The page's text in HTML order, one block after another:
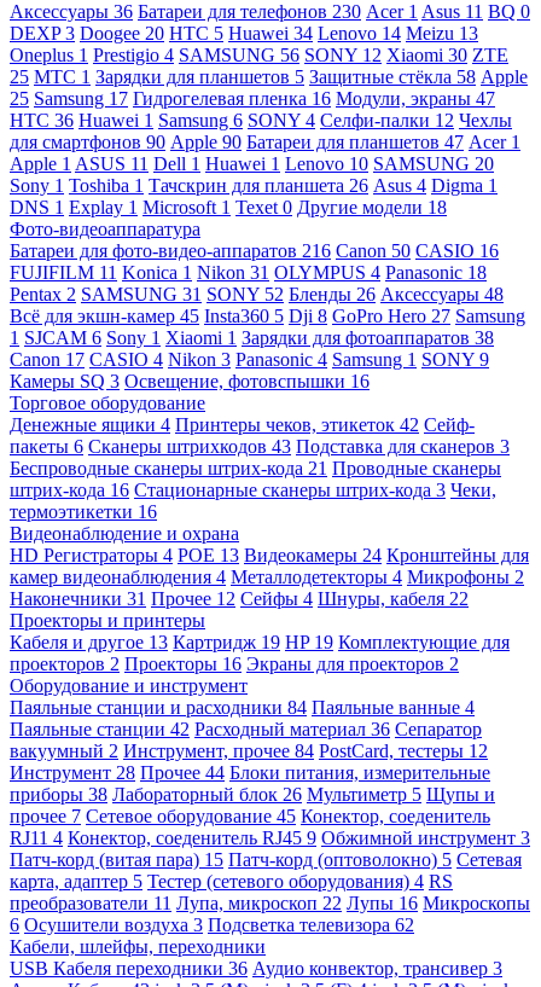
Аксессуары 36 Батареи для телефонов 230 Acer 1 Asus 11 BQ 0
DEXP3 Doogee 20 HTC 5 Huawei 34 Lenovo 14 Meizu 13
Oneplus 1 Prestigio 4 SAMSUNG 56 SONY 12 Xiaomi 30 ZTE
25 МТС 1 Зарядки для планшетов 5 Защитные стёкла 58 Apple
25 Samsung 17 Гидрогелевая пленка 16 Модули, экраны 47
HTC 36 Huawei 1 Samsung 6 SONY 4 Селфи-палки 12 Чехлы
для смартфонов 90 Apple 90 Батареи для планшетов 47 Acer 1
Apple 1 ASUS 11 Dell 1 Huawei 1 Lenovo 10 SAMSUNG 20
Sony 1 Toshiba 1 Тачскрин для планшета 26 Asus 4 Digma 1
DNS 1 Explay 1 Microsoft 1 Texet 0 Другие модели 18
Фото-видеоаппаратура
Батареи для фото-видео-аппаратов 216 Canon 50 CASIO 16
FUJIFILM 11 Konica 1 Nikon 31 OLYMPUS 4 Panasonic 18
Pentax 2 SAMSUNG 31 SONY 52 Бленды 26 Аксессуары 48
Всё для экшн-камер 45 Insta360 5 Dji 8 GoPro Hero 27 Samsung
1 SJCAM 6 Sony 1 Xiaomi 1 Зарядки для фотоаппаратов 38
Canon 17 CASIO 4 Nikon 3 Panasonic 4 Samsung 1 SONY 9
Камеры SQ 3 Освещение, фотовспышки 16
Торговое оборудование
Денежные ящики 4 Принтеры чеков, этикеток 42 Сейф-
пакеты 6 Сканеры штрихкодов 43 Подставка для сканеров 3
Беспроводные сканеры штрих-кода 21 Проводные сканеры
штрих-кода 16 Стационарные сканеры штрих-кода 3 Чеки,
термоэтикетки 16
Видеонаблюдение и охрана
HD Регистраторы 4 POE 13 Видеокамеры 24 Кронштейны для
камер видеонаблюдения 4 Металлодетекторы 4 Микрофоны 2
Наконечники 31 Прочее 12 Сейфы 4 Шнуры, кабеля 22
Проекторы и принтеры
Кабеля и другое 13 Картридж 19 HP 19 Комплектующие для
проекторов 2 Проекторы 16 Экраны для проекторов 2
Оборудование и инструмент
Паяльные станции и расходники 84 Паяльные ванные 4
Паяльные станции 42 Расходный материал 36 Сепаратор
вакуумный 2 Инструмент, прочее 84 PostCard, тестеры 12
Инструмент 28 Прочее 44 Блоки питания, измерительные
приборы 38 Лабораторный блок 26 Мультиметр 5 Щупы и
прочее 7 Сетевое оборудование 45 Конектор, соеденитель
RJ11 4 Конектор, соеденитель RJ45 9 Обжимной инструмент 3
Патч-корд (витая пара) 15 Патч-корд (оптоволокно) 5 Сетевая
карта, адаптер 5 Тестер (сетевого оборудования) 4 RS
преобразователи 11 Лупа, микроскоп 22 Лупы 16 Микроскопы
6 Осушители воздуха 3 Подсветка телевизора 62
Кабели, шлейфы, переходники
USB Кабеля переходники 36 Аудио конвектор, трансивер 3